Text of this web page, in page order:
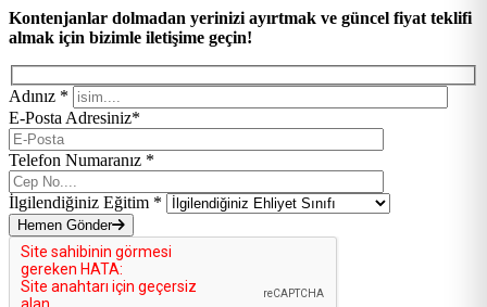
Kontenjanlar dolmadan yerinizi ayırtmak ve güncel fiyat teklifi
almak için bizimle iletişime geçin!
Adınız *
E-Posta Adresiniz*
Telefon Numaranız *
İlgilendiğiniz Eğitim *
Hemen Gönder